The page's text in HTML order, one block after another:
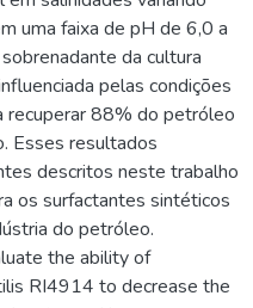
uma faixa de pH de 6,0 a
da cultura
pelas condições
recuperar 88% do petróleo
Esses resultados
descritos neste trabalho
os surfactantes sintéticos
do petróleo.
the ability of
RI4914 to decrease the